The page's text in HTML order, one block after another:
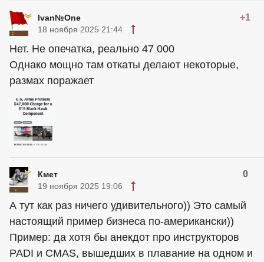
Ivan№One +1
18 ноября 2025 21:44
Нет. Не опечатка, реально 47 000
Однако мощно там откаты делают некоторые,
размах поражает
Кмет 0
19 ноября 2025 19:06
А тут как раз ничего удивительного)) Это самый
настоящий пример бизнеса по-американски))
Пример: да хотя бы анекдот про инструкторов
PADI и CMAS, вышедших в плавание на одном и